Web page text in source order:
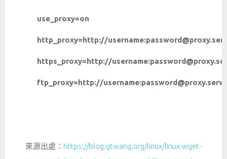
use_proxy=on
http_proxy=http://username:
https_proxy=http://username:
ftp_proxy=http://username:
來源出處： https://blog.gtwang.org/linux/linux-wget-